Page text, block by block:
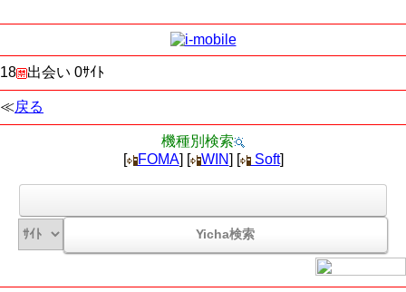
18 出会い 0ｻｲﾄ
≪戻る
機種別検索
[
FOMA] [ WIN] [ Soft]